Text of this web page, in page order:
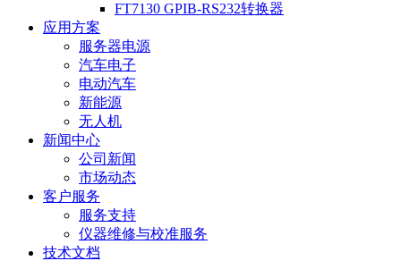
FT7130 GPIB-RS232转换器
应用方案
服务器电源
汽车电子
电动汽车
新能源
无人机
新闻中心
公司新闻
市场动态
客户服务
服务支持
仪器维修与校准服务
技术文档